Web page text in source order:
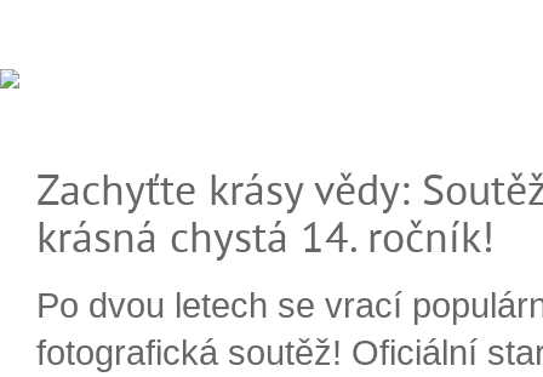
Zachyťte krásy vědy:
krásná chystá 14. ročník!
Po dvou letech se vrací
fotografická soutěž! Oficiální